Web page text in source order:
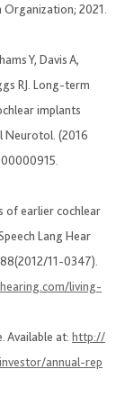
2021.
Y, Davis A,
RJ. Long-term
implants
Neurotol. (2016
of earlier cochlear
Lang Hear
11-0347).
living-
Available at: http://
annual-rep